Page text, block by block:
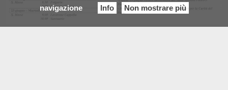
navigazione
Info Non mostrare più